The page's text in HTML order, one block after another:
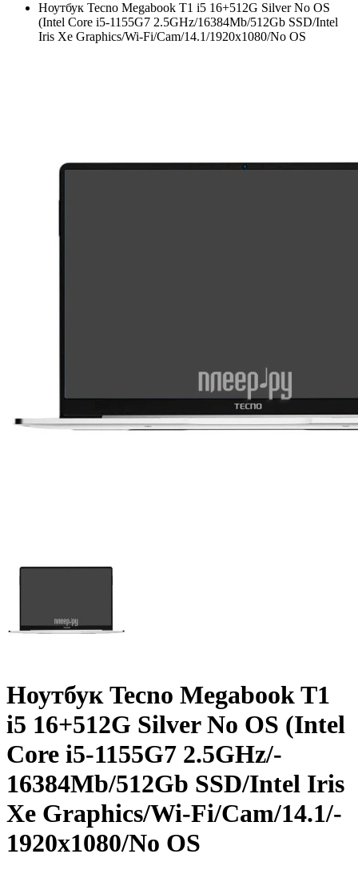
Ноутбук Tecno Megabook T1 i5 16+­512G Silver No OS
(Intel Core i5-1155G7 2.5GHz/­16384Mb/­512Gb SSD/­Intel
Iris Xe Graphics/­Wi-Fi/­Cam/­14.1/­1920x1080/­No OS
Ноутбук Tecno Megabook T1
i5 16+­512G Silver No OS (Intel
Core i5-1155G7 2.5GHz/­
16384Mb/­512Gb SSD/­Intel Iris
Xe Graphics/­Wi-Fi/­Cam/­14.1/­
1920x1080/­No OS